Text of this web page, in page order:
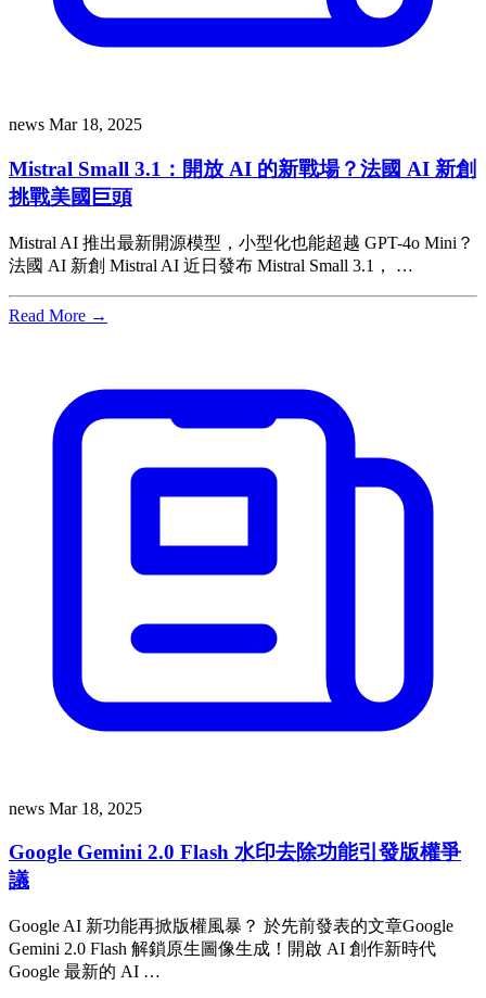
news Mar 18, 2025
Mistral Small 3.1：開放 AI 的新戰場？法國 AI 新創
挑戰美國巨頭
Mistral AI 推出最新開源模型，小型化也能超越 GPT-4o Mini？
法國 AI 新創 Mistral AI 近日發布 Mistral Small 3.1， …
Read More →
news Mar 18, 2025
Google Gemini 2.0 Flash 水印去除功能引發版權爭
議
Google AI 新功能再掀版權風暴？ 於先前發表的文章Google
Gemini 2.0 Flash 解鎖原生圖像生成！開啟 AI 創作新時代
Google 最新的 AI …